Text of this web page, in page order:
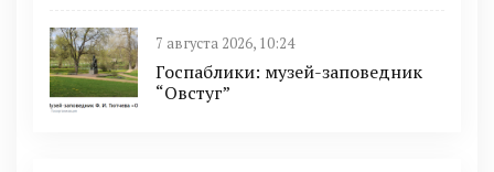
7 августа 2026, 10:24
Госпаблики: музей-заповедник
“Овстуг”